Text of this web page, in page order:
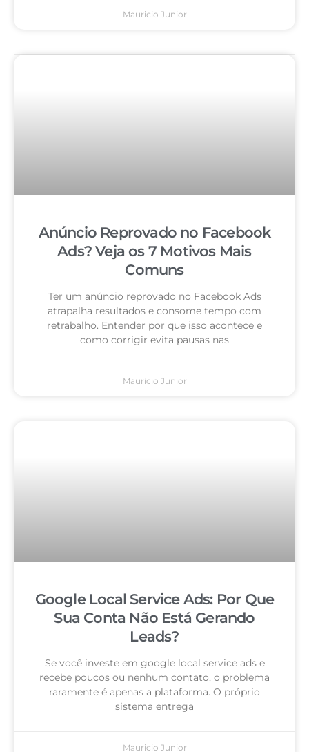
Mauricio Junior
Anúncio Reprovado no Facebook
Ads? Veja os 7 Motivos Mais
Comuns
Ter um anúncio reprovado no Facebook Ads
atrapalha resultados e consome tempo com
retrabalho. Entender por que isso acontece e
como corrigir evita pausas nas
Mauricio Junior
Google Local Service Ads: Por Que
Sua Conta Não Está Gerando
Leads?
Se você investe em google local service ads e
recebe poucos ou nenhum contato, o problema
raramente é apenas a plataforma. O próprio
sistema entrega
Mauricio Junior